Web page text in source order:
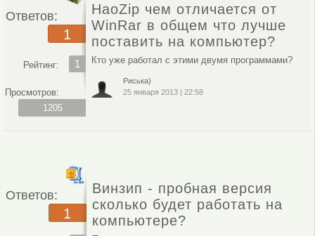
Ответов:
1
Рейтинг: 1
Просмотров:
1205
HaoZip чем отличается от
WinRar в общем что лучше
поставить на компьютер?
Кто уже работал с этими двумя программами?
Риська)
25 января 2013 |22:58
Ответов:
1
Винзип - пробная версия
сколько будет работать на
компьютере?